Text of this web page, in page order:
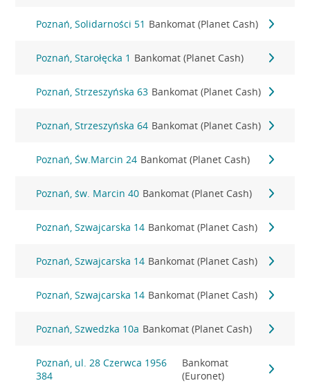
Poznań, Solidarności 51 Bankomat (Planet Cash)
Poznań, Starołęcka 1 Bankomat (Planet Cash)
Poznań, Strzeszyńska 63 Bankomat (Planet Cash)
Poznań, Strzeszyńska 64 Bankomat (Planet Cash)
Poznań, Św.Marcin 24 Bankomat (Planet Cash)
Poznań, św. Marcin 40 Bankomat (Planet Cash)
Poznań, Szwajcarska 14 Bankomat (Planet Cash)
Poznań, Szwajcarska 14 Bankomat (Planet Cash)
Poznań, Szwajcarska 14 Bankomat (Planet Cash)
Poznań, Szwedzka 10a Bankomat (Planet Cash)
Poznań, ul. 28 Czerwca 1956
384
Bankomat
(Euronet)